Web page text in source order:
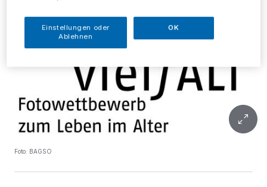
Foto: BAGSO
Einstellungen oder
Ablehnen
OK